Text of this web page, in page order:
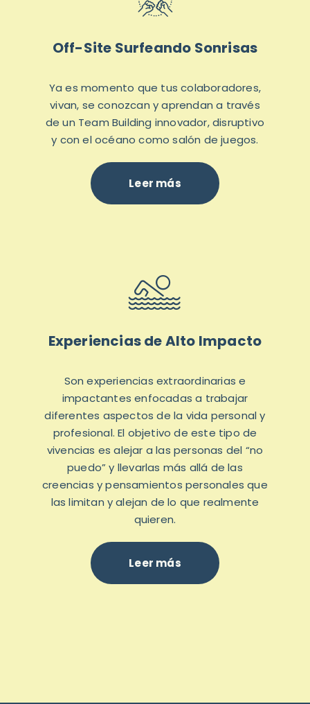
Off-Site Surfeando Sonrisas
Ya es momento que tus colaboradores,
vivan, se conozcan y aprendan a través
de un Team Building innovador, disruptivo
y con el océano como salón de juegos.
Leer más
Experiencias de Alto Impacto
Son experiencias extraordinarias e
impactantes enfocadas a trabajar
diferentes aspectos de la vida personal y
profesional. El objetivo de este tipo de
vivencias es alejar a las personas del “no
puedo” y llevarlas más allá de las
creencias y pensamientos personales que
las limitan y alejan de lo que realmente
quieren.
Leer más